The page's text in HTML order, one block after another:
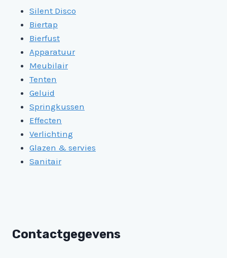
Silent Disco
Biertap
Bierfust
Apparatuur
Meubilair
Tenten
Geluid
Springkussen
Effecten
Verlichting
Glazen & servies
Sanitair
Contactgegevens